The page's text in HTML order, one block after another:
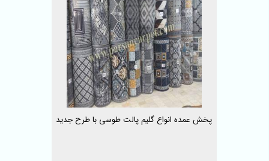
پخش عمده انواع گلیم پالت طوسی با طرح جدید